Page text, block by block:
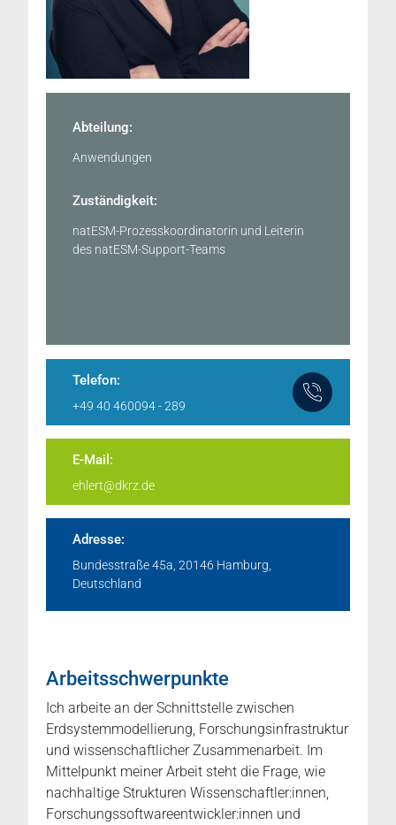
Abteilung:
Anwendungen
Zuständigkeit:
natESM-Prozesskoordinatorin und Leiterin
des natESM-Support-Teams
Telefon:
+49 40 460094 - 289
E-Mail:
ehlert@dkrz.de
Adresse:
Bundesstraße 45a, 20146 Hamburg,
Deutschland
Arbeitsschwerpunkte
Ich arbeite an der Schnittstelle zwischen
Erdsystemmodellierung, Forschungsinfrastruktur
und wissenschaftlicher Zusammenarbeit. Im
Mittelpunkt meiner Arbeit steht die Frage, wie
nachhaltige Strukturen Wissenschaftler:innen,
Forschungssoftwareentwickler:innen und